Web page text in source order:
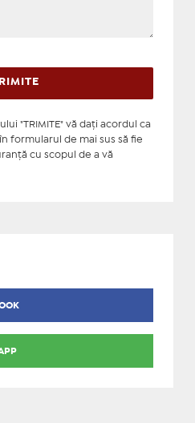
"TRIMITE" vă daţi acordul ca
formularul de mai sus să fie
cu scopul de a vă